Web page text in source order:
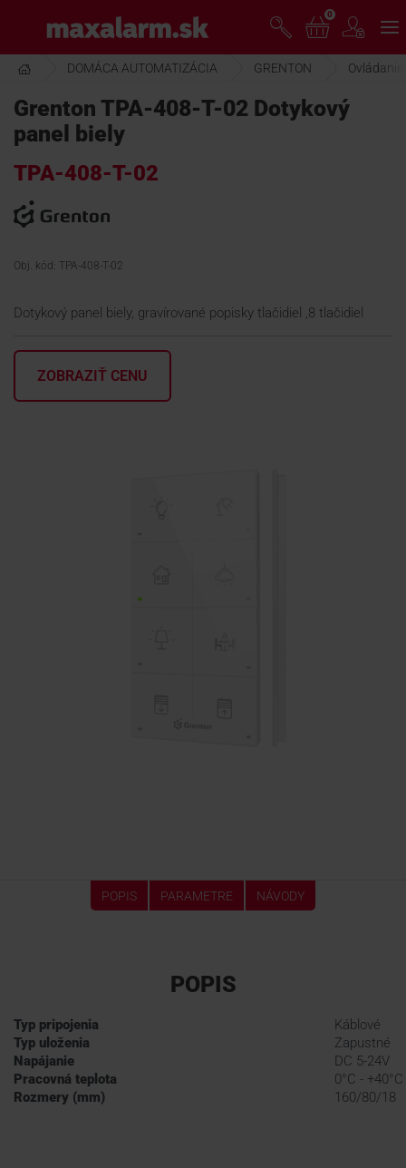
hlavnému
obsahu
www.maxalarm.sk
AKCIA MESIACA
PRODUKTY
SPOLOČNOSŤ
ŠKOLENIE
PODPORA
0
DOMÁCA AUTOMATIZÁCIA GRENTON Ovládanie
Grenton TPA-408-T-02 Dotykový
panel biely
TPA-408-T-02
Obj. kód: TPA-408-T-02
Dotykový panel biely, gravírované popisky tlačidiel ,8 tlačidiel
ZOBRAZIŤ CENU
POPIS PARAMETRE NÁVODY
POPIS
Typ pripojenia
Káblové
Typ uloženia
Zapustné
Napájanie
DC 5-24V
Pracovná teplota
0°C - +40°C
Rozmery (mm)
160/80/18